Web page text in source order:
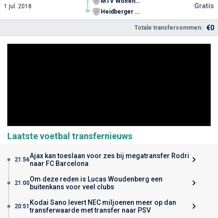
1 jul. 2018
Heidberger SC Leu 06
Gratis
Totale transfersommen: €0
Laatste voetbal transfernieuws
21:56Ajax kan toeslaan voor zes bij megatransfer Rodri
naar FC Barcelona
21:00Om deze reden is Lucas Woudenberg een
buitenkans voor veel clubs
20:51 Kodai Sano levert NEC miljoenen meer op dan
transferwaarde met transfer naar PSV